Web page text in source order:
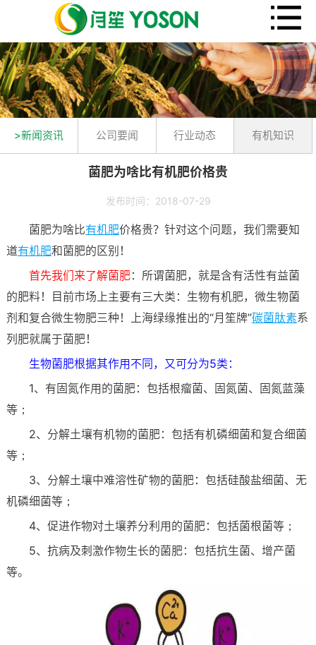
>新闻资讯 公司要闻 行业动态 有机知识
菌肥为啥比有机肥价格贵
发布时间：2018-07-29
菌肥为啥比有机肥价格贵？针对这个问题，我们需要知
道有机肥和菌肥的区别！
首先我们来了解菌肥：所谓菌肥，就是含有活性有益菌
的肥料！目前市场上主要有三大类：生物有机肥，微生物菌
剂和复合微生物肥三种！上海绿缘推出的“月笙牌”碳菌肽素系
列肥就属于菌肥！
生物菌肥根据其作用不同，又可分为5类：
1、有固氮作用的菌肥：包括根瘤菌、固氮菌、固氮蓝藻
等；
2、分解土壤有机物的菌肥：包括有机磷细菌和复合细菌
等；
3、分解土壤中难溶性矿物的菌肥：包括硅酸盐细菌、无
机磷细菌等；
4、促进作物对土壤养分利用的菌肥：包括菌根菌等；
5、抗病及刺激作物生长的菌肥：包括抗生菌、增产菌
等。